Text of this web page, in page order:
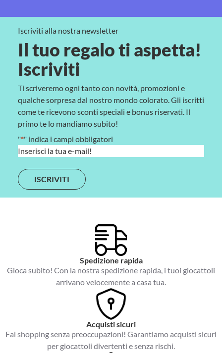
Iscriviti alla nostra newsletter
Il tuo regalo ti aspetta!
Iscriviti
Ti scriveremo ogni tanto con novità, promozioni e
qualche sorpresa dal nostro mondo colorato. Gli iscritti
come te ricevono sconti speciali e bonus riservati. Il
primo te lo mandiamo subito!
"*" indica i campi obbligatori
E
a
i
l
Spedizione rapida
Gioca subito! Con la nostra spedizione rapida, i tuoi giocattoli
arrivano velocemente a casa tua.
Acquisti sicuri
Fai shopping senza preoccupazioni! Garantiamo acquisti sicuri
per giocattoli divertenti e senza rischi.